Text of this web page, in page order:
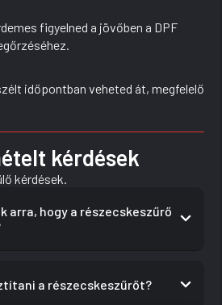
figyelned a jövőben a DPF
időpontban veheted át, megfelelő
kérdések
kérdések.
arra, hogy a részecskeszűrő
a részecskeszűrőt?